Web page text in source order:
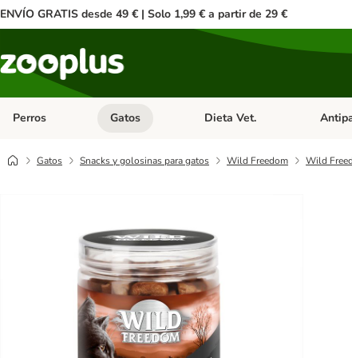
ENVÍO GRATIS desde 49 € | Solo 1,99 € a partir de 29 €
Perros Menú de categoria abierto: Perros
Gatos Menú de categoria abierto:
Dieta Vet. Menú
Gatos Snacks y golosinas para gatos Wild Freedom Wild